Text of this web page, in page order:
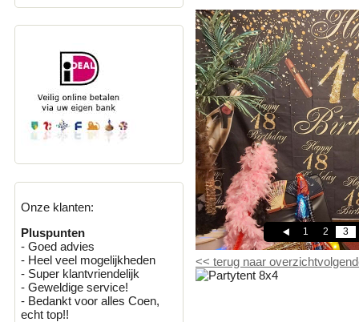
Onze klanten:
Pluspunten
- Goed advies
- Heel veel mogelijkheden
- Super klantvriendelijk
- Geweldige service!
- Bedankt voor alles Coen,
echt top!!
1 2 3
<< terug naar overzicht